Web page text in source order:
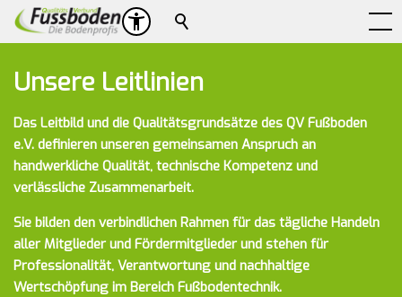
Suche
Unsere Leitlinien
Das Leitbild und die Qualitätsgrundsätze des QV Fußboden
e.V. definieren unseren gemeinsamen Anspruch an
handwerkliche Qualität, technische Kompetenz und
verlässliche Zusammenarbeit.
Sie bilden den verbindlichen Rahmen für das tägliche Handeln
aller Mitglieder und Fördermitglieder und stehen für
Professionalität, Verantwortung und nachhaltige
Wertschöpfung im Bereich Fußbodentechnik.